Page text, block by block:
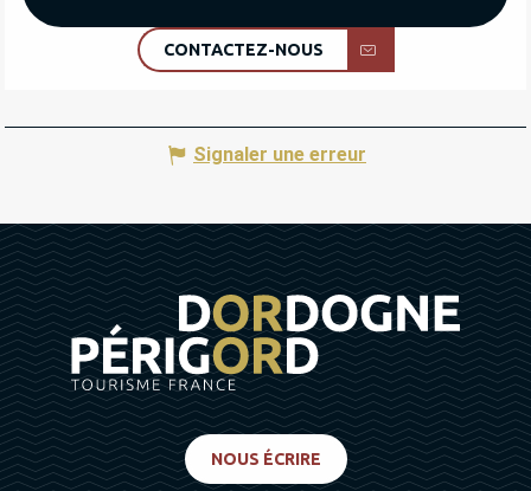
CONTACTEZ-NOUS
Signaler une erreur
NOUS ÉCRIRE